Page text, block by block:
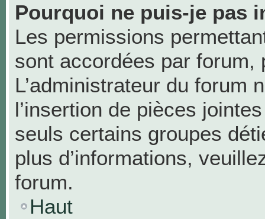
Pourquoi ne puis-je pas
Les permissions
sont accordées par forum,
L’administrateur du forum
l’insertion de pièces
seuls certains groupes
plus d’informations,
forum.
Haut